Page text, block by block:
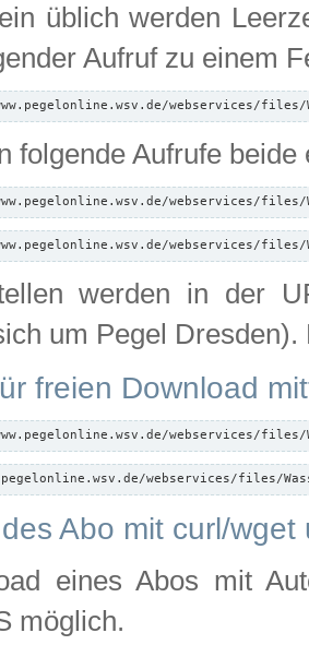
üblich werden
Aufruf zu einem
webservices/files/
folgende Aufrufe beide
webservices/files/
webservices/files/
werden in der
um Pegel
freien Download
webservices/files/
webservices/files/
Abo mit curl/
eines Abos mit
möglich.